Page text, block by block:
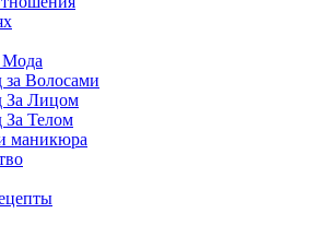
Мода
за Волосами
За Лицом
За Телом
маникюра